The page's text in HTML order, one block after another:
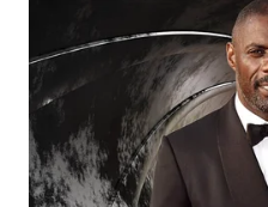
NIAS
LANGKAT
WN